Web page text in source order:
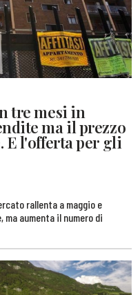
tre mesi in
ma il prezzo
E l'offerta per gli
rallenta a maggio e
ma aumenta il numero di